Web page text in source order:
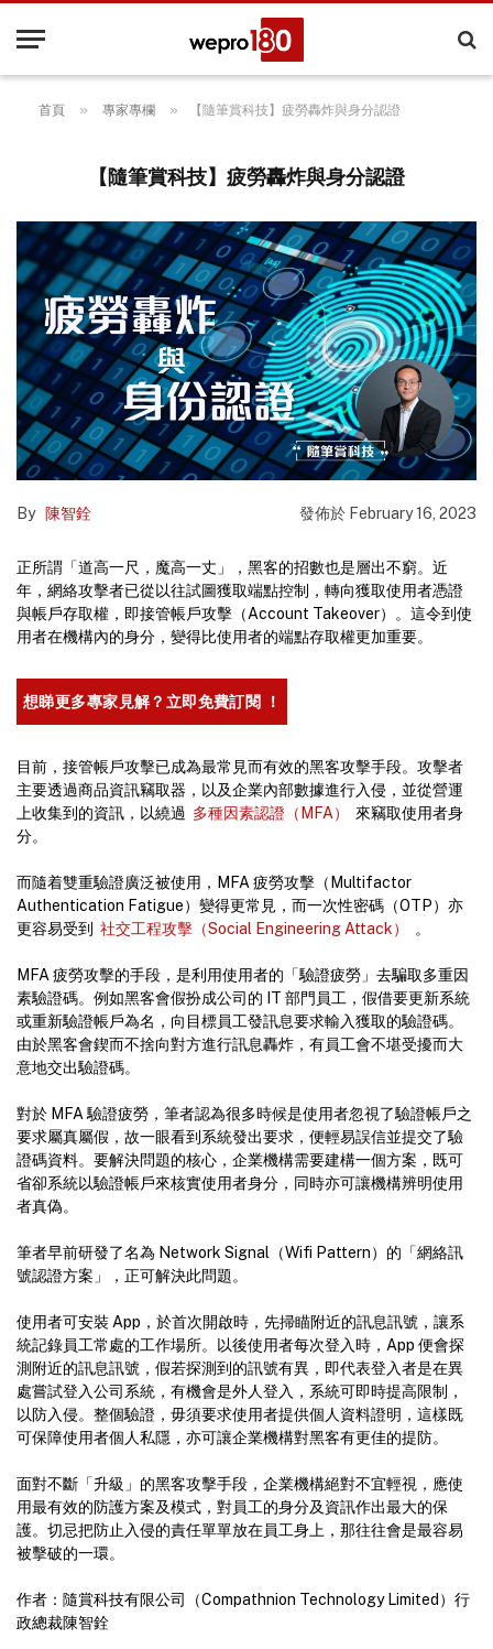
首頁 » 專家專欄 » 【隨筆賞科技】疲勞轟炸與身分認證
【隨筆賞科技】疲勞轟炸與身分認證
By 陳智銓 發佈於 February 16, 2023
正所謂「道高一尺，魔高一丈」，黑客的招數也是層出不窮。近
年，網絡攻擊者已從以往試圖獲取端點控制，轉向獲取使用者憑證
與帳戶存取權，即接管帳戶攻擊（Account Takeover）。這令到使
用者在機構內的身分，變得比使用者的端點存取權更加重要。
想睇更多專家見解？立即免費訂閱 ！
目前，接管帳戶攻擊已成為最常見而有效的黑客攻擊手段。攻擊者
主要透過商品資訊竊取器，以及企業內部數據進行入侵，並從營運
上收集到的資訊，以繞過 多種因素認證（MFA）
來竊取使用者身
分。
而隨着雙重驗證廣泛被使用，MFA 疲勞攻擊（Multifactor
Authentication Fatigue）變得更常見，而一次性密碼（OTP）亦
更容易受到 社交工程攻擊（Social Engineering Attack） 。
MFA 疲勞攻擊的手段，是利用使用者的「驗證疲勞」去騙取多重因
素驗證碼。例如黑客會假扮成公司的 IT 部門員工，假借要更新系統
或重新驗證帳戶為名，向目標員工發訊息要求輸入獲取的驗證碼。
由於黑客會鍥而不捨向對方進行訊息轟炸，有員工會不堪受擾而大
意地交出驗證碼。
對於 MFA 驗證疲勞，筆者認為很多時候是使用者忽視了驗證帳戶之
要求屬真屬假，故一眼看到系統發出要求，便輕易誤信並提交了驗
證碼資料。要解決問題的核心，企業機構需要建構一個方案，既可
省卻系統以驗證帳戶來核實使用者身分，同時亦可讓機構辨明使用
者真偽。
筆者早前研發了名為 Network Signal（Wifi Pattern）的「網絡訊
號認證方案」，正可解決此問題。
使用者可安裝 App，於首次開啟時，先掃瞄附近的訊息訊號，讓系
統記錄員工常處的工作場所。以後使用者每次登入時，App 便會探
測附近的訊息訊號，假若探測到的訊號有異，即代表登入者是在異
處嘗試登入公司系統，有機會是外人登入，系統可即時提高限制，
以防入侵。整個驗證，毋須要求使用者提供個人資料證明，這樣既
可保障使用者個人私隱，亦可讓企業機構對黑客有更佳的提防。
面對不斷「升級」的黑客攻擊手段，企業機構絕對不宜輕視，應使
用最有效的防護方案及模式，對員工的身分及資訊作出最大的保
護。切忌把防止入侵的責任單單放在員工身上，那往往會是最容易
被擊破的一環。
作者：隨賞科技有限公司（Compathnion Technology Limited）行
政總裁陳智銓